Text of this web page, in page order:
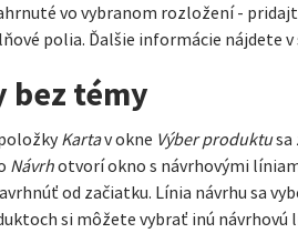
vo vybranom rozložení -
polia. Ďalšie informácie nájdete v
bez témy
Kartav okne Výber produktusa
Návrhotvorí okno s návrhovými
od začiatku. Línia návrhu sa
si môžete vybrať inú